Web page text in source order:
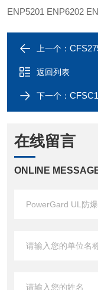
ENP5201 ENP6202
上一个： CFS275-
返回列表
下一个： CFSC175-
在线留言
ONLINE